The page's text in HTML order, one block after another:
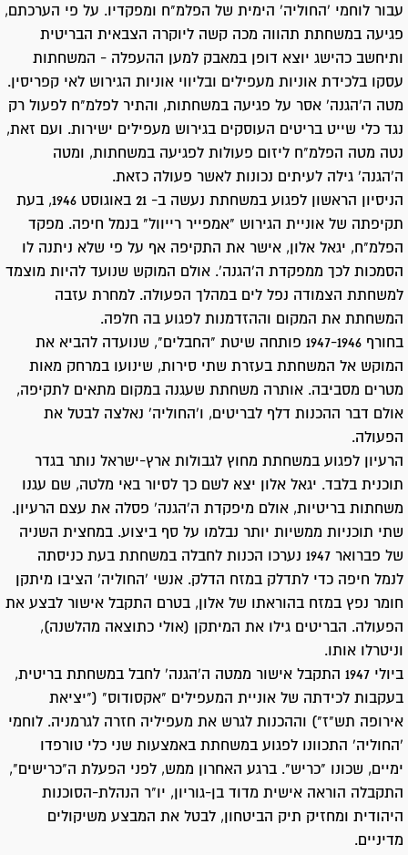
עבור לוחמי 'החוליה' הימית של הפלמ"ח ומפקדיו. על פי הערכתם,
פגיעה במשחתת תהווה מכה קשה ליוקרה הצבאית הבריטית
ותיחשב כהישג יוצא דופן במאבק למען ההעפלה - המשחתות
עסקו בלכידת אוניות מעפילים ובליווי אוניות הגירוש לאי קפריסין.
מטה ה'הגנה' אסר על פגיעה במשחתות, והתיר לפלמ"ח לפעול רק
נגד כלי שייט בריטים העוסקים בגירוש מעפילים ישירות. ועם זאת,
נטה מטה הפלמ"ח ליזום פעולות לפגיעה במשחתות, ומטה
ה'הגנה' גילה לעיתים נכונות לאשר פעולה כזאת.
הניסיון הראשון לפגוע במשחתת נעשה ב- 21 באוגוסט 1946, בעת
תקיפתה של אוניית הגירוש "אמפייר רייוול" בנמל חיפה. מפקד
הפלמ"ח, יגאל אלון, אישר את התקיפה אף על פי שלא ניתנה לו
הסמכות לכך ממפקדת ה'הגנה'. אולם המוקש שנועד להיות מוצמד
למשחתת הצמודה נפל לים במהלך הפעולה. למחרת עזבה
המשחתת את המקום וההזדמנות לפגוע בה חלפה.
בחורף 1947-1946 פותחה שיטת "החבלים", שנועדה להביא את
המוקש אל המשחתת בעזרת שתי סירות, שינועו במרחק מאות
מטרים מסביבה. אותרה משחתת שעגנה במקום מתאים לתקיפה,
אולם דבר ההכנות דלף לבריטים, ו'החוליה' נאלצה לבטל את
הפעולה.
הרעיון לפגוע במשחתת מחוץ לגבולות ארץ-ישראל נותר בגדר
תוכנית בלבד. יגאל אלון יצא לשם כך לסיור באי מלטה, שם עגנו
משחתות בריטיות, אולם מיפקדת ה'הגנה' פסלה את עצם הרעיון.
שתי תוכניות ממשיות יותר נבלמו על סף ביצוע. במחצית השניה
של פברואר 1947 נערכו הכנות לחבלה במשחתת בעת כניסתה
לנמל חיפה כדי לתדלק במזח הדלק. אנשי 'החוליה' הציבו מיתקן
חומר נפץ במזח בהוראתו של אלון, בטרם התקבל אישור לבצע את
הפעולה. הבריטים גילו את המיתקן (אולי כתוצאה מהלשנה),
וניטרלו אותו.
ביולי 1947 התקבל אישור ממטה ה'הגנה' לחבל במשחתת בריטית,
בעקבות לכידתה של אוניית המעפילים "אקסודוס" ("יציאת
אירופה תש"ז") וההכנות לגרש את מעפיליה חזרה לגרמניה. לוחמי
'החוליה' התכוונו לפגוע במשחתת באמצעות שני כלי טורפדו
ימיים, שכונו "כריש". ברגע האחרון ממש, לפני הפעלת ה"כרישים",
התקבלה הוראה אישית מדוד בן-גוריון, יו"ר הנהלת-הסוכנות
היהודית ומחזיק תיק הביטחון, לבטל את המבצע משיקולים
מדיניים.